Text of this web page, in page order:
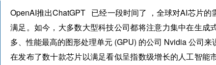
OpenAI推出ChatGPT 已经一段时间了 ，全球对AI芯片的
满足。如今，大多数大型科技公司都将注意力集中在生成
多、性能最高的图形处理单元 (GPU) 的公司 Nvidia 公司来
在发布了数十款芯片以满足看似呈指数级增长的人工智能